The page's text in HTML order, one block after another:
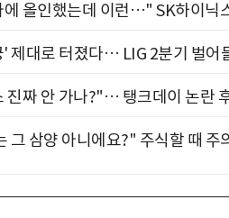
올인했는데 이런…" SK하이닉
' 제대로 터졌다… LIG 2분기 벌어
진짜 안 가나?"… 탱크데이 논란
그 삼양 아니에요?" 주식할 때 주